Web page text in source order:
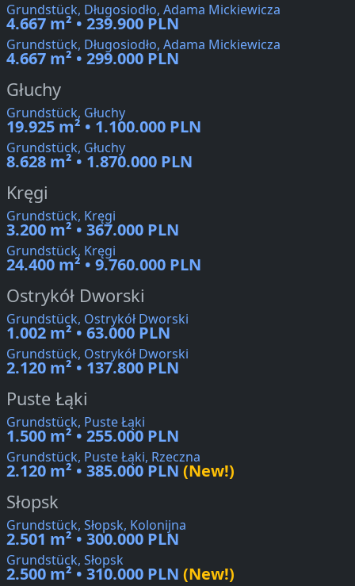
Grundstück, Długosiodło, Adama Mickiewicza
4.667 m² • 239.900 PLN
Grundstück, Długosiodło, Adama Mickiewicza
4.667 m² • 299.000 PLN
Głuchy
Grundstück, Głuchy
19.925 m² • 1.100.000 PLN
Grundstück, Głuchy
8.628 m² • 1.870.000 PLN
Kręgi
Grundstück, Kręgi
3.200 m² • 367.000 PLN
Grundstück, Kręgi
24.400 m² • 9.760.000 PLN
Ostrykół Dworski
Grundstück, Ostrykół Dworski
1.002 m² • 63.000 PLN
Grundstück, Ostrykół Dworski
2.120 m² • 137.800 PLN
Puste Łąki
Grundstück, Puste Łąki
1.500 m² • 255.000 PLN
Grundstück, Puste Łąki, Rzeczna
2.120 m² • 385.000 PLN (New!)
Słopsk
Grundstück, Słopsk, Kolonijna
2.501 m² • 300.000 PLN
Grundstück, Słopsk
2.500 m² • 310.000 PLN (New!)